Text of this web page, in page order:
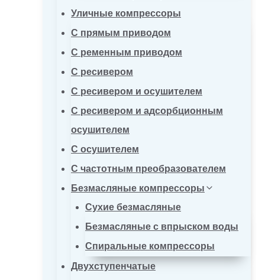
Уличные компрессоры
С прямым приводом
С ременным приводом
С ресивером
С ресивером и осушителем
С ресивером и адсорбционным
осушителем
С осушителем
С частотным преобразователем
Безмасляные компрессоры
Сухие безмасляные
Безмасляные с впрыском воды
Спиральные компрессоры
Двухступенчатые